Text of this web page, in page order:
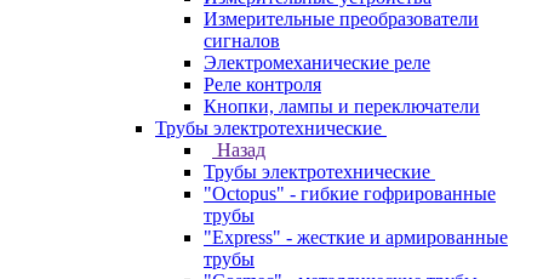
Измерительные преобразователи
сигналов
Электромеханические реле
Реле контроля
Кнопки, лампы и переключатели
Трубы электротехнические
Назад
Трубы электротехнические
"Octopus" - гибкие гофрированные
трубы
"Express" - жесткие и армированные
трубы